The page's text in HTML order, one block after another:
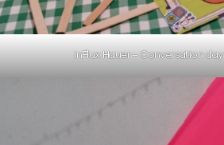
inFlux Hauer – Conversation day